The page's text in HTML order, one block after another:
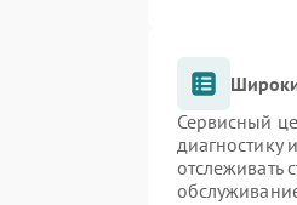
Сервисный
диагностику
отслеживать